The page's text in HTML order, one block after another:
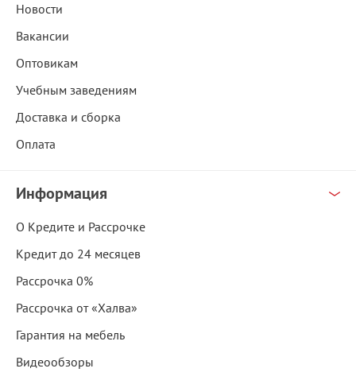
Новости
Вакансии
Оптовикам
Учебным заведениям
Доставка и сборка
Оплата
Информация
О Кредите и Рассрочке
Кредит до 24 месяцев
Рассрочка 0%
Рассрочка от «Халва»
Гарантия на мебель
Видеообзоры